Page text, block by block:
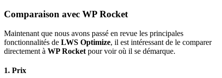
Comparaison avec WP Rocket
Maintenant que nous avons passé en revue les principales
fonctionnalités de LWS Optimize, il est intéressant de le comparer
directement à WP Rocket pour voir où il se démarque.
1. Prix